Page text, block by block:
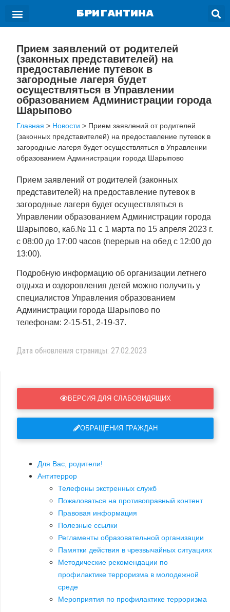
БРИГАНТИНА
Прием заявлений от родителей
(законных представителей) на
предоставление путевок в
загородные лагеря будет
осуществляться в Управлении
образованием Администрации города
Шарыпово
Главная > Новости > Прием заявлений от родителей
(законных представителей) на предоставление путевок в
загородные лагеря будет осуществляться в Управлении
образованием Администрации города Шарыпово
Прием заявлений от родителей (законных
представителей) на предоставление путевок в
загородные лагеря будет осуществляться в
Управлении образованием Администрации города
Шарыпово, каб.№ 11 с 1 марта по 15 апреля 2023 г.
с 08:00 до 17:00 часов (перерыв на обед с 12:00 до
13:00).
Подробную информацию об организации летнего
отдыха и оздоровления детей можно получить у
специалистов Управления образованием
Администрации города Шарыпово по
телефонам: 2-15-51, 2-19-37.
Дата обновления страницы: 27.02.2023
ВЕРСИЯ ДЛЯ СЛАБОВИДЯЩИХ
ОБРАЩЕНИЯ ГРАЖДАН
Для Вас, родители!
Антитеррор
Телефоны экстренных служб
Пожаловаться на противоправный контент
Правовая информация
Полезные ссылки
Регламенты образовательной организации
Памятки действия в чрезвычайных ситуациях
Методические рекомендации по
профилактике терроризма в молодежной
среде
Мероприятия по профилактике терроризма